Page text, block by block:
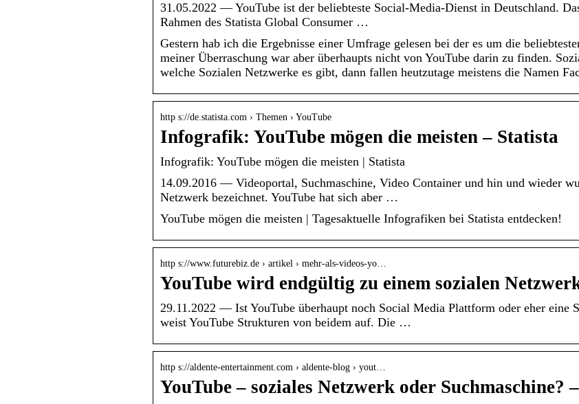
31.05.2022 — YouTube ist der beliebteste Social-Media-Dienst in Deutschland.
Rahmen des Statista Global Consumer …
Gestern hab ich die Ergebnisse einer Umfrage gelesen bei der es um die
meiner Überraschung war aber überhaupts nicht von YouTube darin zu finden.
welche Sozialen Netzwerke es gibt, dann fallen heutzutage meistens die Namen
http s://de.statista.com › Themen › YouTube
Infografik: YouTube mögen die meisten – Statista
Infografik: YouTube mögen die meisten | Statista
14.09.2016 — Videoportal, Suchmaschine, Video Container und hin und wieder
Netzwerk bezeichnet. YouTube hat sich aber …
YouTube mögen die meisten | Tagesaktuelle Infografiken bei Statista entdecken!
http s://www.futurebiz.de › artikel › mehr-als-videos-yo…
YouTube wird endgültig zu einem sozialen
29.11.2022 — Ist YouTube überhaupt noch Social Media Plattform oder eher eine
weist YouTube Strukturen von beidem auf. Die …
http s://aldente-entertainment.com › aldente-blog › yout…
YouTube – soziales Netzwerk oder Suchmaschine?